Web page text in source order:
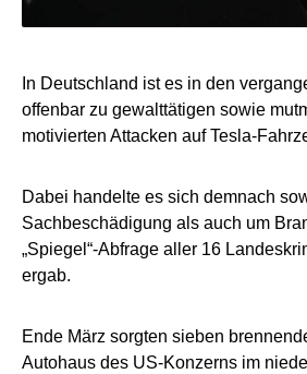
In Deutschland ist es in den
offenbar zu gewalttätigen sowie
motivierten Attacken auf Tesla-
Dabei handelte es sich demnach
Sachbeschädigung als auch um
„Spiegel“-Abfrage aller 16
ergab.
Ende März sorgten sieben
Autohaus des US-Konzerns im